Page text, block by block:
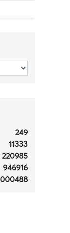
249
11333
220985
946916